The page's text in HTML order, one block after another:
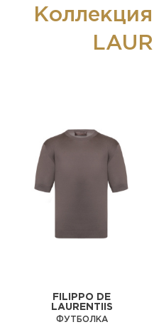
FILIPPO DE
LAURENTIIS
ФУТБОЛКА